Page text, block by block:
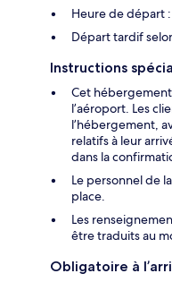
Heure de départ
Départ tardif
Instructions
Cet
l’aéroport. Les
l’hébergement,
relatifs à leur
dans la
Le personnel de
place.
Les
être traduits au
Obligatoire à